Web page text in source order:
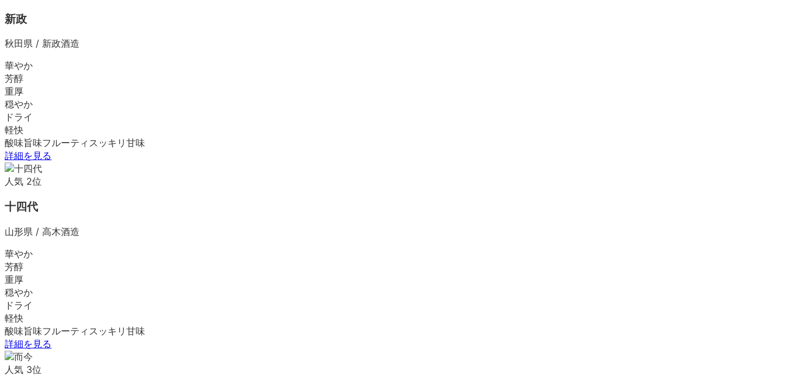
新政
秋田県 / 新政酒造
華やか
芳醇
重厚
穏やか
ドライ
軽快
酸味旨味フルーティ スッキリ 甘味
詳細を見る
人気 2位
十四代
山形県 / 高木酒造
華やか
芳醇
重厚
穏やか
ドライ
軽快
酸味旨味フルーティ スッキリ 甘味
詳細を見る
人気 3位